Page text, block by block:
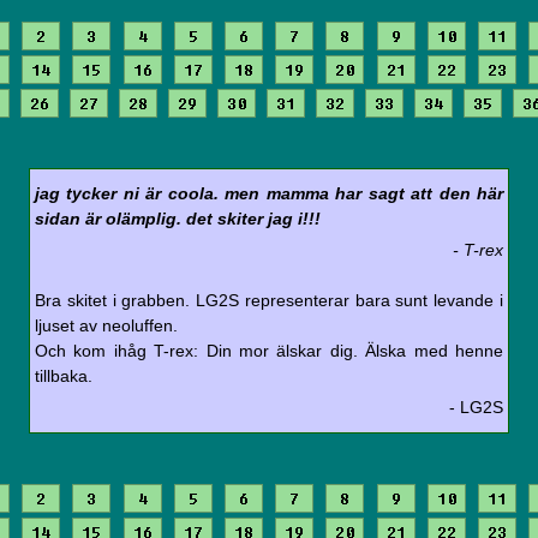
2 3 4 5 6 7 8 9 10 11
14 15 16 17 18 19 20 21 22 23
26 27 28 29 30 31 32 33 34 35
jag tycker ni är coola. men mamma har sagt att den här
sidan är olämplig. det skiter jag i!!!
- T-rex
Bra skitet i grabben. LG2S representerar bara sunt levande i
ljuset av neoluffen.
Och kom ihåg T-rex: Din mor älskar dig. Älska med henne
tillbaka.
- LG2S
2 3 4 5 6 7 8 9 10 11
14 15 16 17 18 19 20 21 22 23